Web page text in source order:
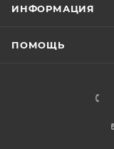
ИНФОРМАЦИЯ
ПОМОЩЬ